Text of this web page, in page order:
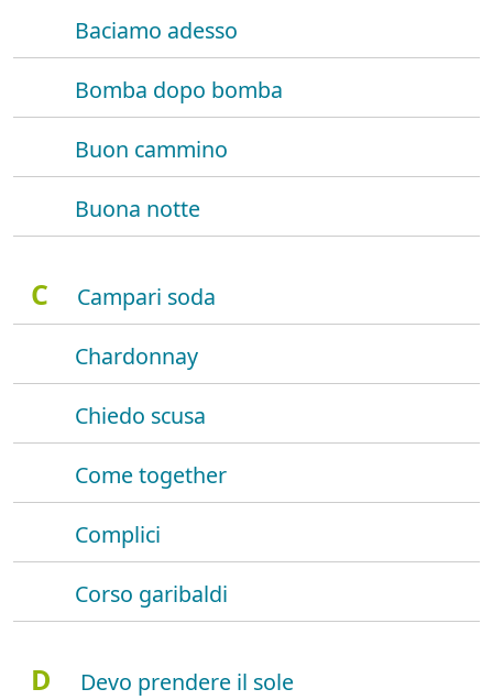
Baciamo adesso
Bomba dopo bomba
Buon cammino
Buona notte
C
Campari soda
Chardonnay
Chiedo scusa
Come together
Complici
Corso garibaldi
D
Devo prendere il sole